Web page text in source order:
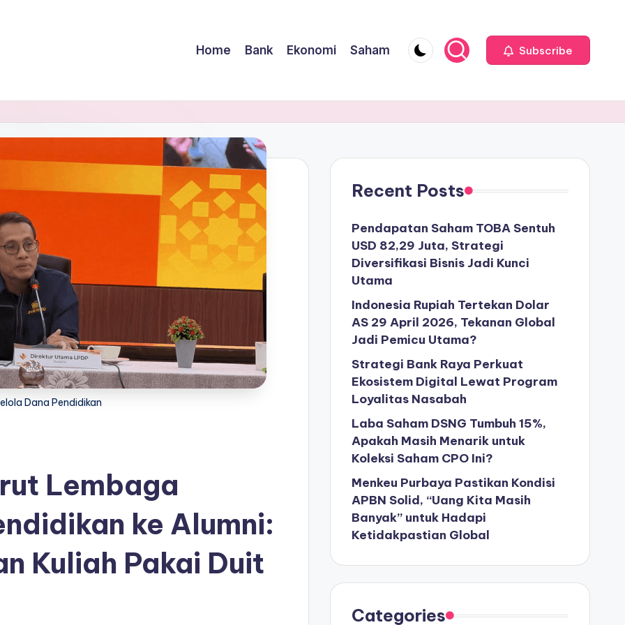
Home Bank Ekonomi Saham Subscribe
Dana Pendidikan
Lembaga
ke Alumni:
Kuliah Pakai Duit
Recent Posts
Pendapatan Saham TOBA Sentuh
USD 82,29 Juta, Strategi
Diversifikasi Bisnis Jadi Kunci
Utama
Indonesia Rupiah Tertekan Dolar
AS 29 April 2026, Tekanan Global
Jadi Pemicu Utama?
Strategi Bank Raya Perkuat
Ekosistem Digital Lewat Program
Loyalitas Nasabah
Laba Saham DSNG Tumbuh 15%,
Apakah Masih Menarik untuk
Koleksi Saham CPO Ini?
Menkeu Purbaya Pastikan Kondisi
APBN Solid, “Uang Kita Masih
Banyak” untuk Hadapi
Ketidakpastian Global
Categories